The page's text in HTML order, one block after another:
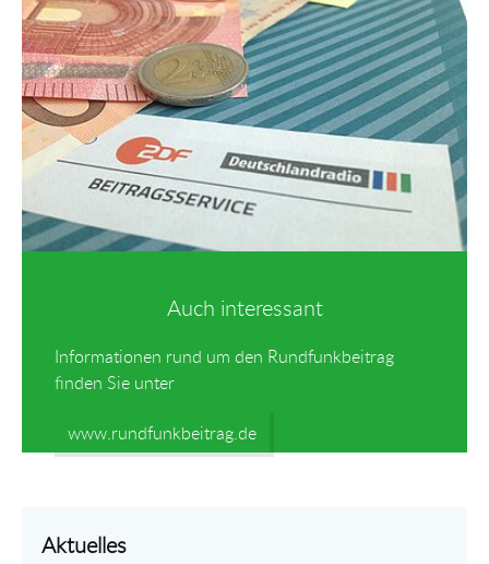
Mail
Auch interessant
Informationen rund um den Rundfunkbeitrag
finden Sie unter
www.rundfunkbeitrag.de
Aktuelles